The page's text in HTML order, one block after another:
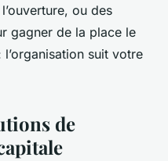
ou des
gagner de la place le
suit votre
de